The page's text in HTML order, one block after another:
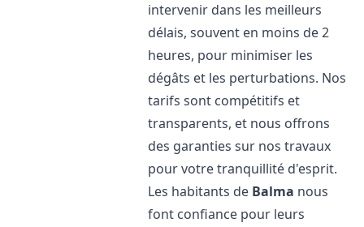
intervenir dans les meilleurs
délais, souvent en moins de 2
heures, pour minimiser les
dégâts et les perturbations. Nos
tarifs sont compétitifs et
transparents, et nous offrons
des garanties sur nos travaux
pour votre tranquillité d'esprit.
Les habitants de Balma nous
font confiance pour leurs